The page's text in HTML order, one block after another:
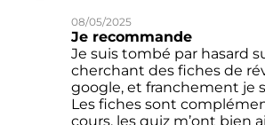
08/05/2025
Je recommande
Je suis tombé par hasard
cherchant des fiches de
google, et franchement je
Les fiches sont
cours, les quiz m’ont bien